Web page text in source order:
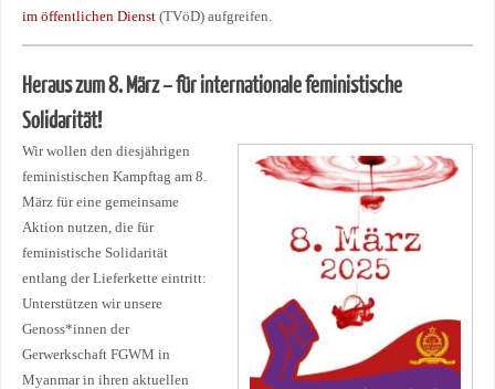
im öffentlichen Dienst(TVöD) aufgreifen.
Heraus zum 8. März – für internationale feministische
Solidarität!
Wir wollen den diesjährigen
feministischen Kampftag am 8.
März für eine gemeinsame
Aktion nutzen, die für
feministische Solidarität
entlang der Lieferkette eintritt:
Unterstützen wir unsere
Genoss*innen der
Gerwerkschaft FGWM in
Myanmar in ihren aktuellen